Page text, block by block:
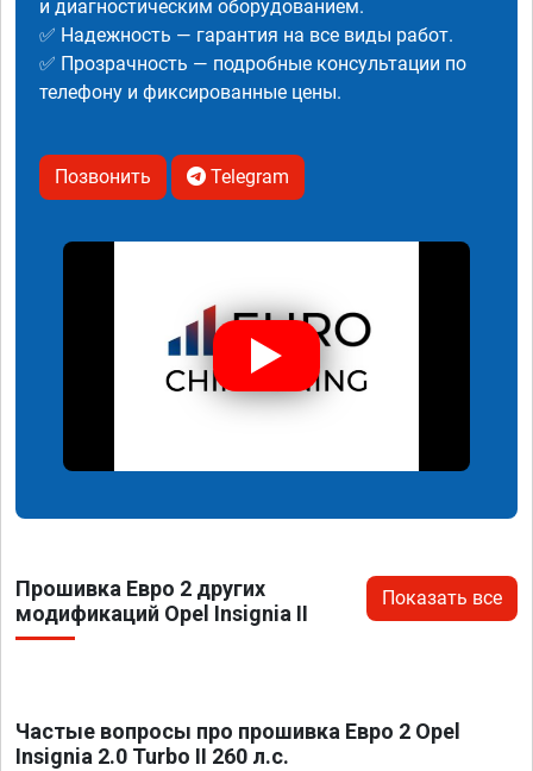
и диагностическим оборудованием.
✅ Надежность — гарантия на все виды работ.
✅ Прозрачность — подробные консультации по
телефону и фиксированные цены.
Позвонить Telegram
Прошивка Евро 2 других
модификаций Opel Insignia II
Показать все
Частые вопросы про прошивка Евро 2 Opel
Insignia 2.0 Turbo II 260 л.с.